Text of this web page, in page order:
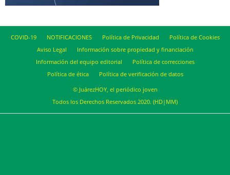
COVID-19 NOTIFICACIONES Política de Privacidad
Política de Cookies
Aviso Legal
Información sobre propiedad y financiación
Información del equipo editorial
Política de correcciones
Política de ética
Política de verificación de datos
© JuárezHOY, el periódico joven
Todos los Derechos Reservados 2020. (HD|MM)